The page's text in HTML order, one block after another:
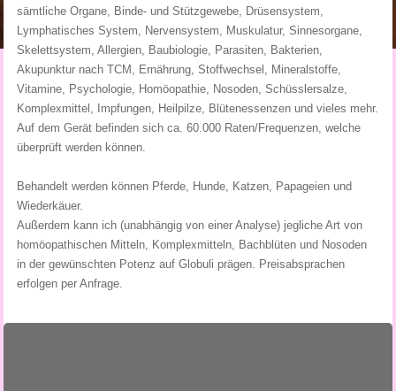
sämtliche Organe, Binde- und Stützgewebe, Drüsensystem,
Lymphatisches System, Nervensystem, Muskulatur, Sinnesorgane,
Skelettsystem, Allergien, Baubiologie, Parasiten, Bakterien,
Akupunktur nach TCM, Ernährung, Stoffwechsel, Mineralstoffe,
Vitamine, Psychologie, Homöopathie, Nosoden, Schüsslersalze,
Komplexmittel, Impfungen, Heilpilze, Blütenessenzen und vieles mehr.
Auf dem Gerät befinden sich ca. 60.000 Raten/Frequenzen, welche
überprüft werden können.
Behandelt werden können Pferde, Hunde, Katzen, Papageien und
Wiederkäuer.
Außerdem kann ich (unabhängig von einer Analyse) jegliche Art von
homöopathischen Mitteln, Komplexmitteln, Bachblüten und Nosoden
in der gewünschten Potenz auf Globuli prägen. Preisabsprachen
erfolgen per Anfrage.